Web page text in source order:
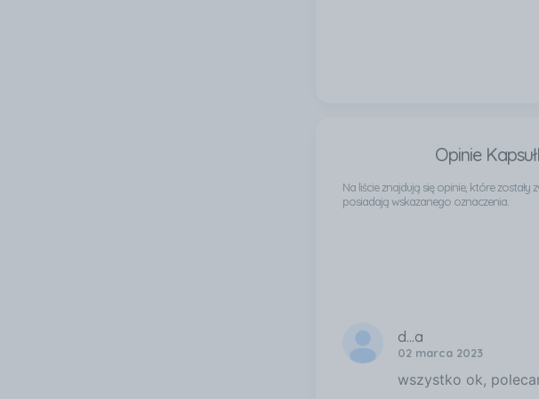
Opinie
Na liście znajdują się opinie, które
posiadają wskazanego oznaczenia.
d...a
02 marca 2023
wszystko ok,